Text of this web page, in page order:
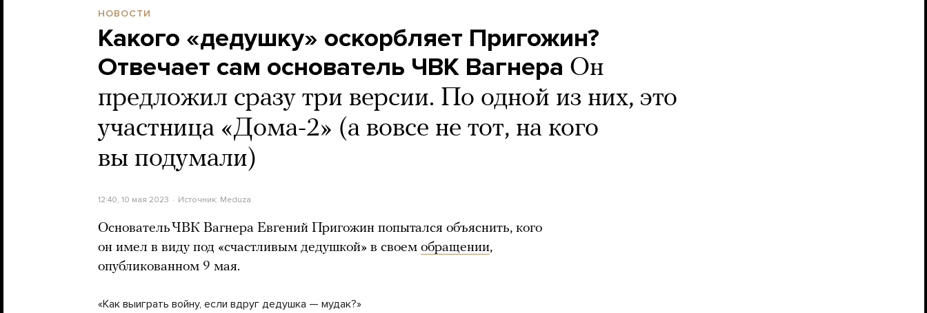
НОВОСТИ
Какого «дедушку» оскорбляет Пригожин?
Отвечает сам основатель ЧВК Вагнера Он
предложил сразу три версии. По одной из них, это
участница «Дома-2» (а вовсе не тот, на кого
вы подумали)
12:40, 10 мая 2023 Источник: Meduza
Основатель ЧВК Вагнера Евгений Пригожин попытался объяснить, кого
он имел в виду под «счастливым дедушкой» в своем обращении,
опубликованном 9 мая.
«Как выиграть войну, если вдруг дедушка — мудак?»